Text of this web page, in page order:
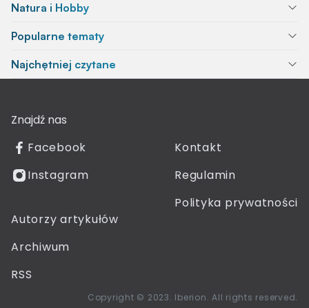
Natura i Hobby
Popularne tematy
Najchętniej czytane
Znajdź nas
Facebook
Instagram
Kontakt
Regulamin
Polityka prywatności
Autorzy artykułów
Archiwum
RSS
Copyright © 2023. Iberion. All rights reserved.